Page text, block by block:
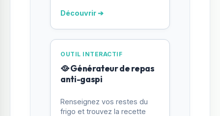
Découvrir ➔
OUTIL INTERACTIF
🥘 Générateur de repas
anti-gaspi
Renseignez vos restes du
frigo et trouvez la recette